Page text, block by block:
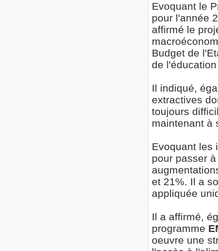
Evoquant le
pour l'année
affirmé le
Budget de
de
Il indiqué,
extractives
toujours
maintenant à
Evoquant les
pour passer
et 21%. Il a
appliquée
Il a affirmé,
programme
oeuvre une